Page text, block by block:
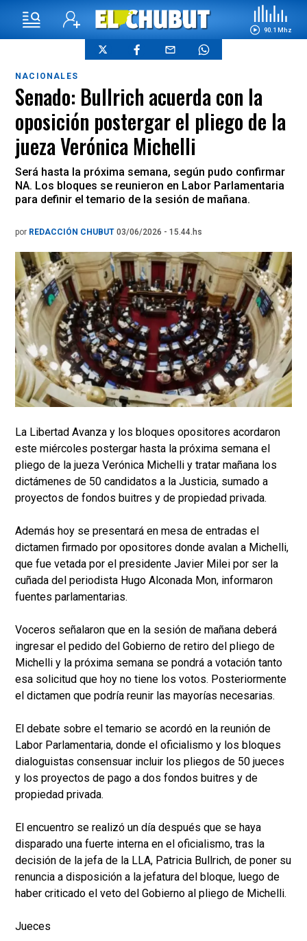
90.1 Mhz
NACIONALES
Senado: Bullrich acuerda con la
oposición postergar el pliego de la
jueza Verónica Michelli
Será hasta la próxima semana, según pudo confirmar
NA. Los bloques se reunieron en Labor Parlamentaria
para definir el temario de la sesión de mañana.
por REDACCIÓN CHUBUT 03/06/2026 - 15.44.hs
La Libertad Avanza y los bloques opositores acordaron
este miércoles postergar hasta la próxima semana el
pliego de la jueza Verónica Michelli y tratar mañana los
dictámenes de 50 candidatos a la Justicia, sumado a
proyectos de fondos buitres y de propiedad privada.
Además hoy se presentará en mesa de entradas el
dictamen firmado por opositores donde avalan a Michelli,
que fue vetada por el presidente Javier Milei por ser la
cuñada del periodista Hugo Alconada Mon, informaron
fuentes parlamentarias.
Voceros señalaron que en la sesión de mañana deberá
ingresar el pedido del Gobierno de retiro del pliego de
Michelli y la próxima semana se pondrá a votación tanto
esa solicitud que hoy no tiene los votos. Posteriormente
el dictamen que podría reunir las mayorías necesarias.
El debate sobre el temario se acordó en la reunión de
Labor Parlamentaria, donde el oficialismo y los bloques
dialoguistas consensuar incluir los pliegos de 50 jueces
y los proyectos de pago a dos fondos buitres y de
propiedad privada.
El encuentro se realizó un día después que se haya
disparado una fuerte interna en el oficialismo, tras la
decisión de la jefa de la LLA, Patricia Bullrich, de poner su
renuncia a disposición a la jefatura del bloque, luego de
haber criticado el veto del Gobierno al pliego de Michelli.
Jueces